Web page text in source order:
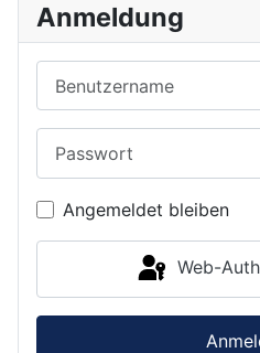
Anmeldung
Angemeldet bleiben
Web-